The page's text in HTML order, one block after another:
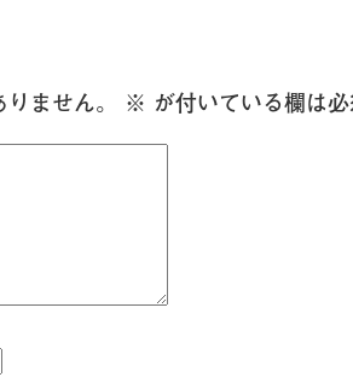
ません。 ※ が付いている欄は